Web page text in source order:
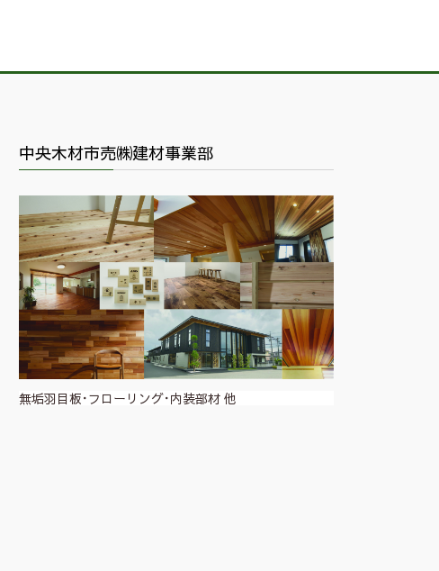
中央木材市売㈱建材事業部
無垢羽目板･フローリング･内装部材 他